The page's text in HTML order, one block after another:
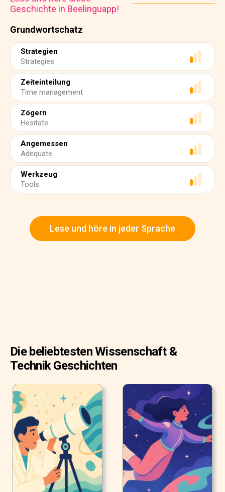
Grundwortschatz
Strategien
Strategies
Zeiteinteilung
Time management
Zögern
Hesitate
Angemessen
Adequate
Werkzeug
Tools
Geschichte in Beelinguapp!
Lese und höre in jeder Sprache
Die beliebtesten Wissenschaft &
Technik Geschichten